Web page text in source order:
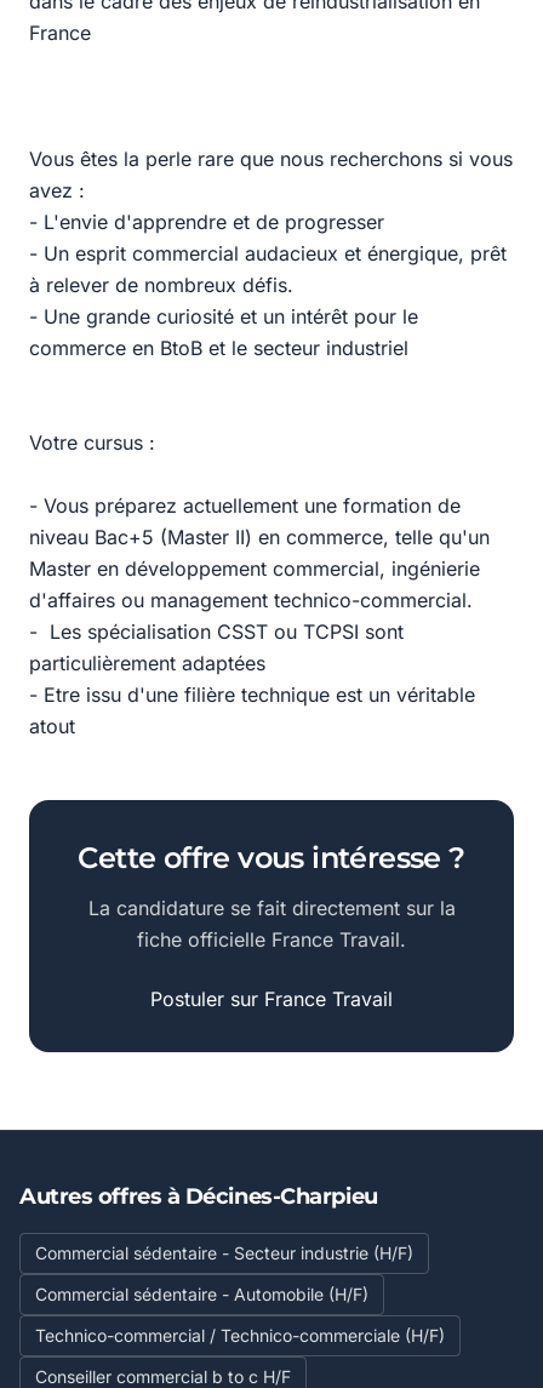
France
Vous êtes la perle rare que nous recherchons si vous
avez :
- L'envie d'apprendre et de progresser
- Un esprit commercial audacieux et énergique, prêt
à relever de nombreux défis.
- Une grande curiosité et un intérêt pour le
commerce en BtoB et le secteur industriel
Votre cursus :
- Vous préparez actuellement une formation de
niveau Bac+5 (Master II) en commerce, telle qu'un
Master en développement commercial, ingénierie
d'affaires ou management technico-commercial.
- Les spécialisation CSST ou TCPSI sont
particulièrement adaptées
- Etre issu d'une filière technique est un véritable
atout
Cette offre vous intéresse ?
La candidature se fait directement sur la
fiche officielle France Travail.
Postuler sur France Travail
Autres offres à Décines-Charpieu
Commercial sédentaire - Secteur industrie (H/F)
Commercial sédentaire - Automobile (H/F)
Technico-commercial / Technico-commerciale (H/F)
Conseiller commercial b to c H/F